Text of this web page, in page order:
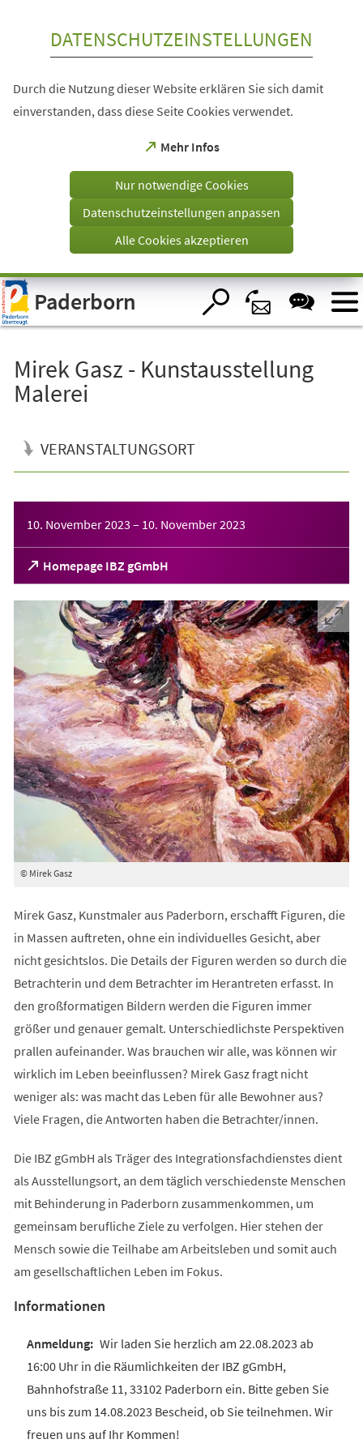
Visuelle
Assistenzsoftware
öffnen.
DATENSCHUTZEINSTELLUNGEN
Durch die Nutzung dieser Website erklären Sie sich damit
einverstanden, dass diese Seite Cookies verwendet.
Mehr Infos
(Öffnet
einem
Tab)
Nur notwendige Cookies
Datenschutzeinstellungen anpassen
Alle Cookies akzeptieren
Paderborn
Mirek Gasz - Kunstausstellung
Malerei
VERANSTALTUNGSORT
10. November 2023 – 10. November 2023
Homepage IBZ gGmbH
(Öffnet
in
einem
neuen
© Mirek Gasz
Mirek Gasz, Kunstmaler aus Paderborn, erschafft Figuren, die
in Massen auftreten, ohne ein individuelles Gesicht, aber
nicht gesichtslos. Die Details der Figuren werden so durch die
Betrachterin und dem Betrachter im Herantreten erfasst. In
den großformatigen Bildern werden die Figuren immer
größer und genauer gemalt. Unterschiedlichste Perspektiven
prallen aufeinander. Was brauchen wir alle, was können wir
wirklich im Leben beeinflussen? Mirek Gasz fragt nicht
weniger als: was macht das Leben für alle Bewohner aus?
Viele Fragen, die Antworten haben die Betrachter/innen.
Die IBZ gGmbH als Träger des Integrationsfachdienstes dient
als Ausstellungsort, an dem täglich verschiedenste Menschen
mit Behinderung in Paderborn zusammenkommen, um
gemeinsam berufliche Ziele zu verfolgen. Hier stehen der
Mensch sowie die Teilhabe am Arbeitsleben und somit auch
am gesellschaftlichen Leben im Fokus.
Informationen
Wir laden Sie herzlich am 22.08.2023 ab
16:00 Uhr in die Räumlichkeiten der IBZ gGmbH,
Bahnhofstraße 11, 33102 Paderborn ein. Bitte geben Sie
uns bis zum 14.08.2023 Bescheid, ob Sie teilnehmen. Wir
freuen uns auf Ihr Kommen!